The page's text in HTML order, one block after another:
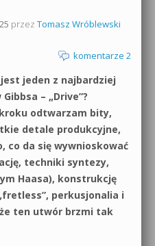
przez Tomasz Wróblewski
komentarze 2
jeden z najbardziej
– „Drive”?
odtwarzam bity,
detale produkcyjne,
co da się wywnioskować
techniki syntezy,
Haasa), konstrukcję
perkusjonalia i
ten utwór brzmi tak